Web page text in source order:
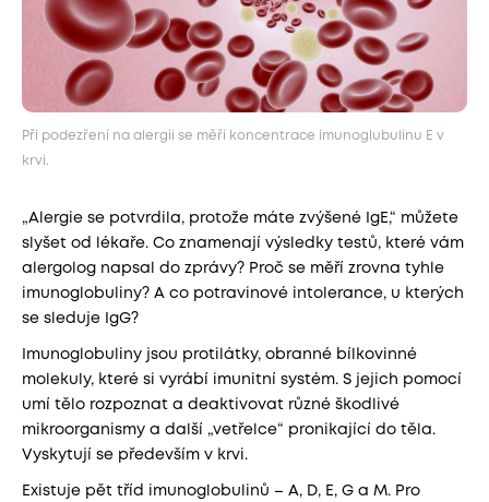
Při podezření na alergii se měří koncentrace imunoglubulinu E v
krvi.
„Alergie se potvrdila, protože máte zvýšené IgE,“ můžete
slyšet od lékaře. Co znamenají výsledky testů, které vám
alergolog napsal do zprávy? Proč se měří zrovna tyhle
imunoglobuliny? A co potravinové intolerance, u kterých
se sleduje IgG?
Imunoglobuliny jsou protilátky, obranné bílkovinné
molekuly, které si vyrábí imunitní systém. S jejich pomocí
umí tělo rozpoznat a deaktivovat různé škodlivé
mikroorganismy a další „vetřelce“ pronikající do těla.
Vyskytují se především v krvi.
Existuje pět tříd imunoglobulinů – A, D, E, G a M. Pro